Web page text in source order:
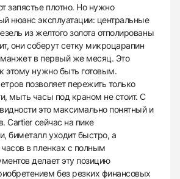
запястье плотно. Но нужно
нюанс эксплуатации: центральные
из желтого золота отполированы
они соберут сетку микроцарапин
в первый же месяц. Это
этому нужно быть готовым.
позволяет пережить только
мыть часы под краном не стоит. С
это максимально понятный и
Cartier сейчас на пике
биметалл уходит быстро, а
в пленках с полным
делает эту позицию
без резких финансовых